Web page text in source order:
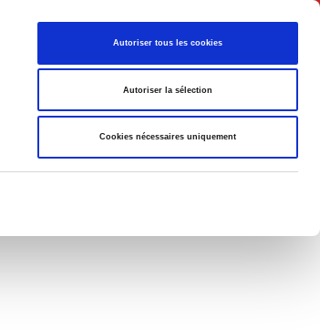
Autoriser tous les cookies
Autoriser la sélection
Cookies nécessaires uniquement
Français